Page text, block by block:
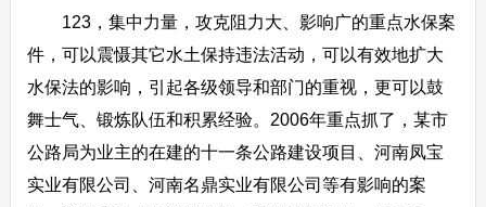
123，集中力量，攻克阻力大、影响广的重点水保案
件，可以震慑其它水土保持违法活动，可以有效地扩大
水保法的影响，引起各级领导和部门的重视，更可以鼓
舞士气、锻炼队伍和积累经验。2006年重点抓了，某市
公路局为业主的在建的十一条公路建设项目、河南凤宝
实业有限公司、河南名鼎实业有限公司等有影响的案